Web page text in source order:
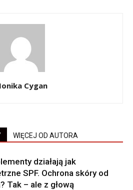
Cygan
WIĘCEJ OD AUTORA
działają jak
SPF. Ochrona skóry od
Tak – ale z głową